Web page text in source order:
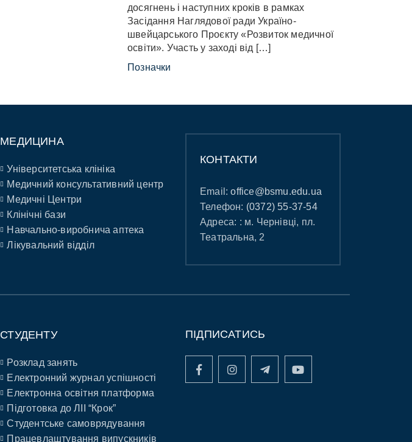
досягнень і наступних кроків в рамках
Засідання Наглядової ради Україно-
швейцарського Проєкту «Розвиток медичної
освіти». Участь у заході від […]
Позначки
МЕДИЦИНА
Університетська клініка
Медичний консультативний центр
Медичні Центри
Клінічні бази
Навчально-виробнича аптека
Лікувальний відділ
КОНТАКТИ
Email:office@bsmu.edu.ua
Телефон: (0372) 55-37-54
Адреса: : м. Чернівці, пл.
Театральна, 2
СТУДЕНТУ
Розклад занять
Електронний журнал успішності
Електронна освітня платформа
Підготовка до ЛІІ “Крок”
Студентське самоврядування
Працевлаштування випускників
ПІДПИСАТИСЬ